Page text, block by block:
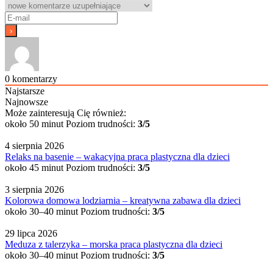
0 komentarzy
Najstarsze
Najnowsze
Może zainteresują Cię również:
około 50 minut Poziom trudności: 3/5
4 sierpnia 2026
Relaks na basenie – wakacyjna praca plastyczna dla dzieci
około 45 minut Poziom trudności: 3/5
3 sierpnia 2026
Kolorowa domowa lodziarnia – kreatywna zabawa dla dzieci
około 30–40 minut Poziom trudności: 3/5
29 lipca 2026
Meduza z talerzyka – morska praca plastyczna dla dzieci
około 30–40 minut Poziom trudności: 3/5